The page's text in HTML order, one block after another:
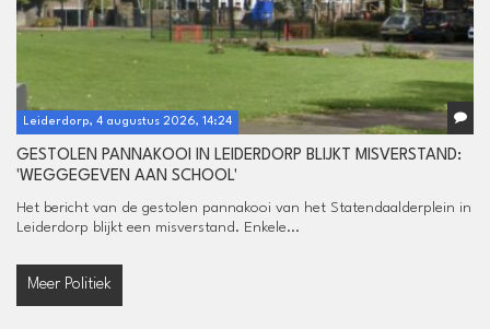
Leiderdorp, 4 augustus 2026, 14:24
GESTOLEN PANNAKOOI IN LEIDERDORP BLIJKT MISVERSTAND:
'WEGGEGEVEN AAN SCHOOL'
Het bericht van de gestolen pannakooi van het Statendaalderplein in
Leiderdorp blijkt een misverstand. Enkele...
Meer Politiek